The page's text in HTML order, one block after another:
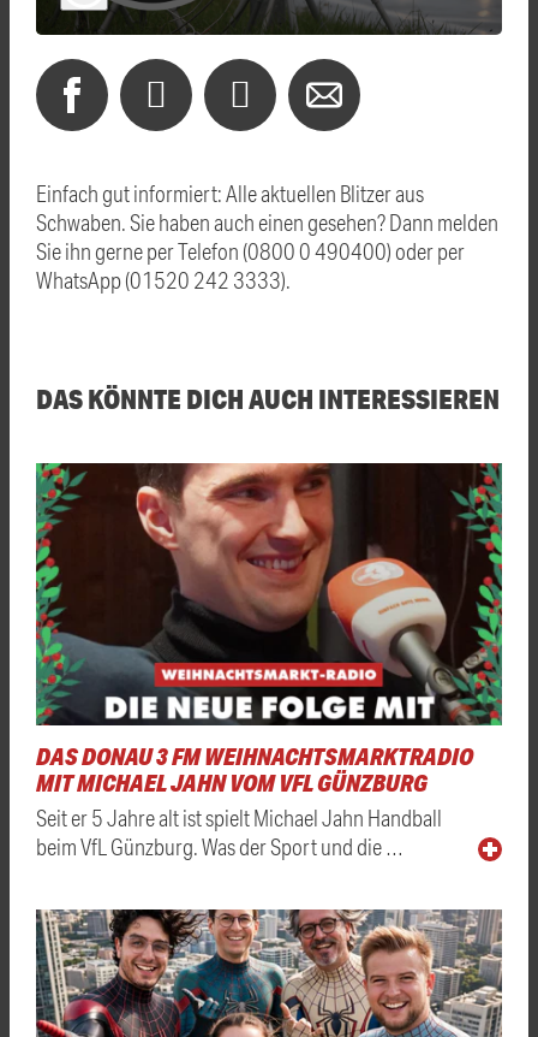
Einfach gut informiert: Alle aktuellen Blitzer aus
Schwaben. Sie haben auch einen gesehen? Dann melden
Sie ihn gerne per Telefon (0800 0 490400) oder per
WhatsApp (01520 242 3333).
DAS KÖNNTE DICH AUCH INTERESSIEREN
DAS DONAU 3 FM WEIHNACHTSMARKTRADIO
MIT MICHAEL JAHN VOM VFL GÜNZBURG
Seit er 5 Jahre alt ist spielt Michael Jahn Handball
beim VfL Günzburg. Was der Sport und die …